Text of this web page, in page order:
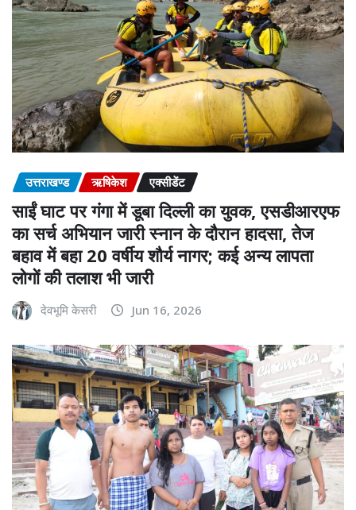
उत्तराखण्ड ऋषिकेश एक्सीडेंट
साईं घाट पर गंगा में डूबा दिल्ली का युवक, एसडीआरएफ
का सर्च अभियान जारी स्नान के दौरान हादसा, तेज
बहाव में बहा 20 वर्षीय शौर्य नागर; कई अन्य लापता
लोगों की तलाश भी जारी
देवभूमि केसरी Jun 16, 2026